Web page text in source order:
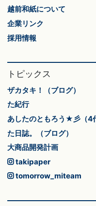
越前和紙について
企業リンク
採用情報
トピックス
ザカタキ！（ブログ）
た紀行
あしたのともろう★彡（4
た日誌。（ブログ）
大商品開発計画
takipaper
tomorrow_miteam